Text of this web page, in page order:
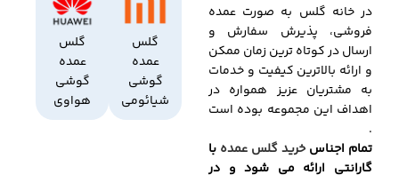
در خانه گلس به صورت عمده
فروشی، پذیرش سفارش و
ارسال در کوتاه ترین زمان ممکن
و ارائه بالاترین کیفیت و خدمات
به مشتریان عزیز همواره در
اهداف این مجموعه بوده است
.
تمام اجناسخرید گلس عمده با
گارانتی ارائه می شود و در
گلس
عمده
گوشی
شیائومی
گلس
عمده
گوشی
هواوی